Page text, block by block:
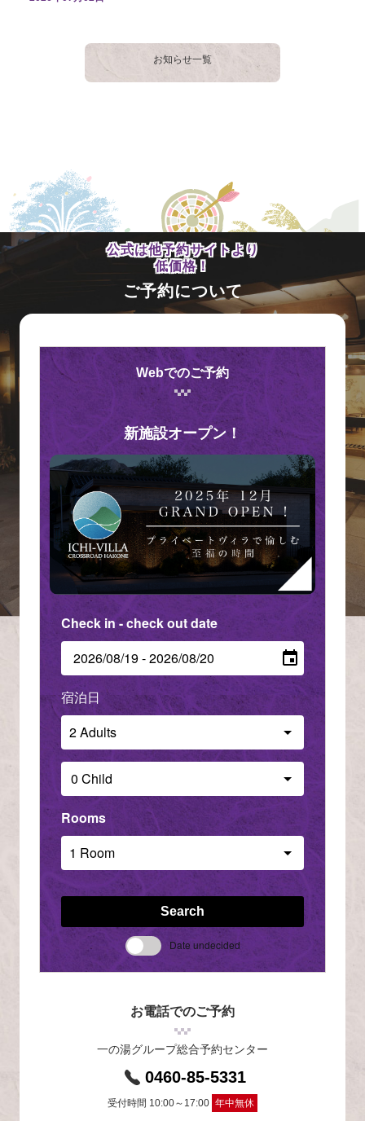
お知らせ一覧
公式は他予約サイトより
低価格！
ご予約について
Webでのご予約
新施設オープン！
Check in - check out date
Number of guests per room
Rooms
Search
Date undecided
お電話でのご予約
一の湯グループ総合予約センター
0460-85-5331
受付時間 10:00～17:00 年中無休